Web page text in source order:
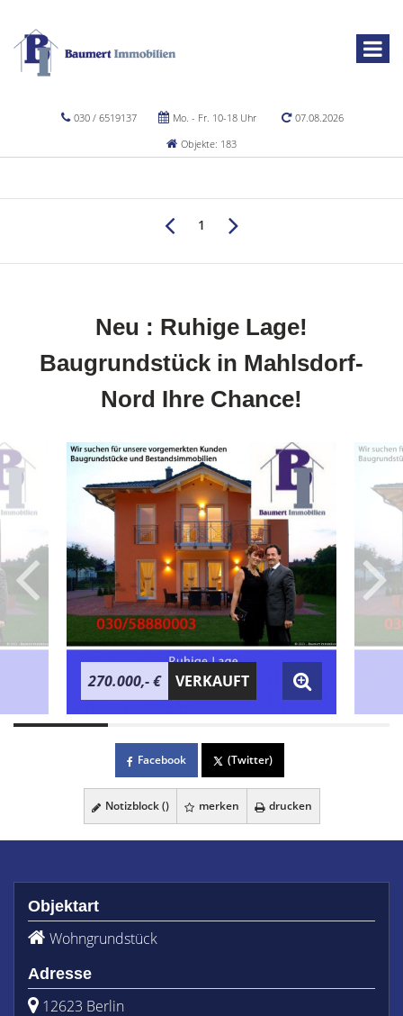
030 / 6519137 Mo. - Fr. 10-18 Uhr
07.08.2026
Objekte: 183
1
Neu : Ruhige Lage!
Baugrundstück in Mahlsdorf-
Nord Ihre Chance!
270.000,- € VERKAUFT
Facebook (Twitter)
Notizblock () merken drucken
Objektart
Wohngrundstück
Adresse
12623 Berlin